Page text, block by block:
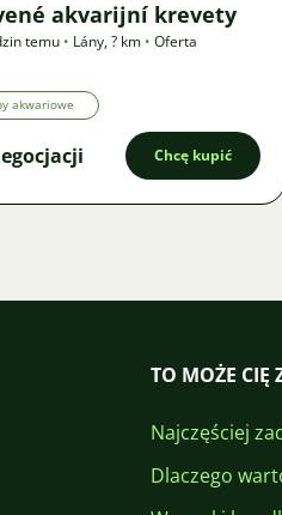
akvarijní krevety
temu • Lány,? km • Oferta
akwariowe
Chcę kupić
TO MOŻE CIĘ
Najczęściej
Dlaczego